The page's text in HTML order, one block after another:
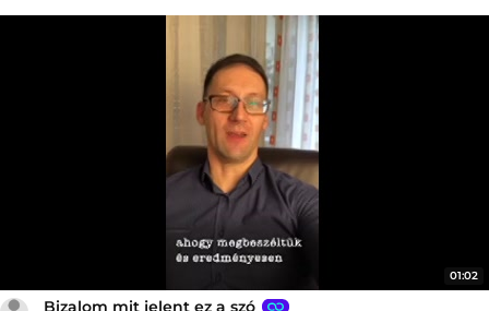
01:02
Bizalom mit jelent ez a szó